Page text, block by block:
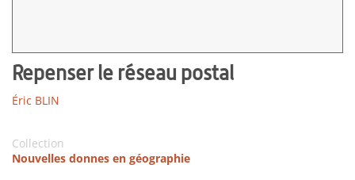
Repenser le réseau postal
Éric BLIN
Collection
Nouvelles donnes en géographie